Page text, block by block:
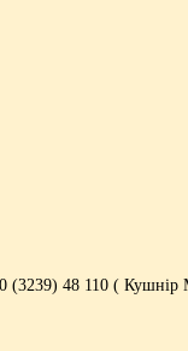
(3239) 48 110 (